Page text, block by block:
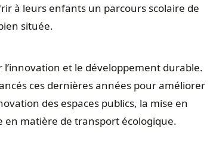
à leurs enfants un parcours scolaire de
située.
et le développement durable.
ces dernières années pour améliorer
des espaces publics, la mise en
en matière de transport écologique.